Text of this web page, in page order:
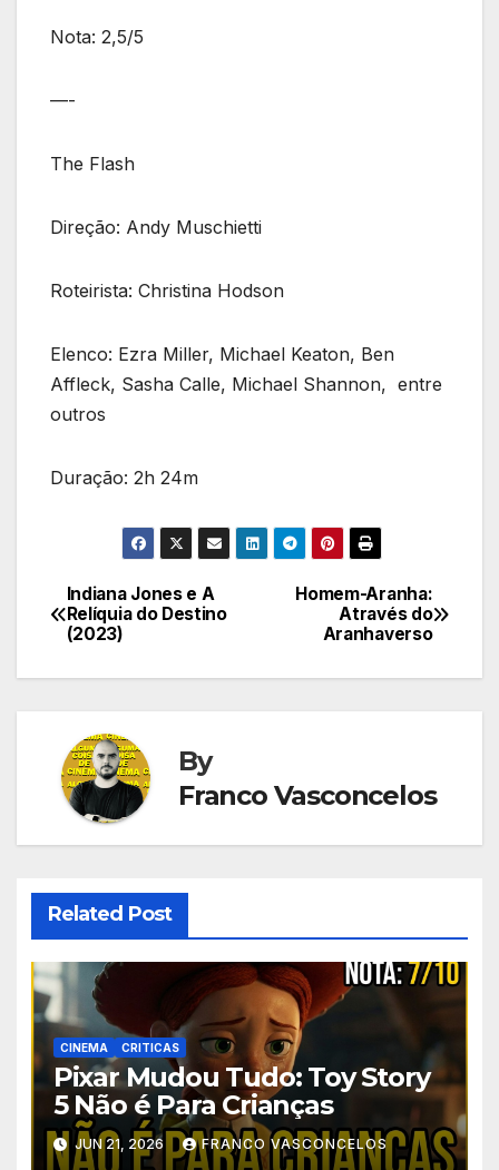
Nota: 2,5/5
—-
The Flash
Direção: Andy Muschietti
Roteirista: Christina Hodson
Elenco: Ezra Miller, Michael Keaton, Ben
Affleck, Sasha Calle, Michael Shannon, entre
outros
Duração: 2h 24m
Navegação
de
Homem-Aranha:
Através do
Aranhaverso
Indiana Jones e A
Relíquia do Destino
(2023)
By
Franco Vasconcelos
Related Post
CINEMA CRITICAS
Pixar Mudou Tudo: Toy Story
5 Não é Para Crianças
JUN 21, 2026 FRANCO VASCONCELOS